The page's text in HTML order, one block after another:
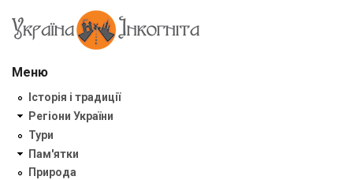
Меню
Історія і традиції
Регіони України
Тури
Пам'ятки
Природа